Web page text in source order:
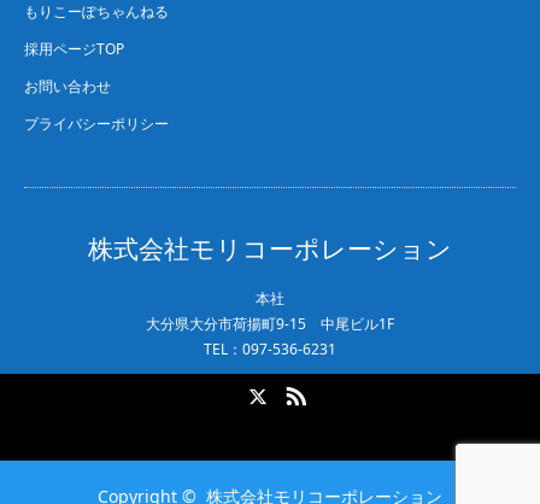
もりこーぽちゃんねる
採用ページTOP
お問い合わせ
プライバシーポリシー
株式会社モリコーポレーション
本社
大分県大分市荷揚町9-15 中尾ビル1F
TEL：097-536-6231
Copyright © 株式会社モリコーポレーション